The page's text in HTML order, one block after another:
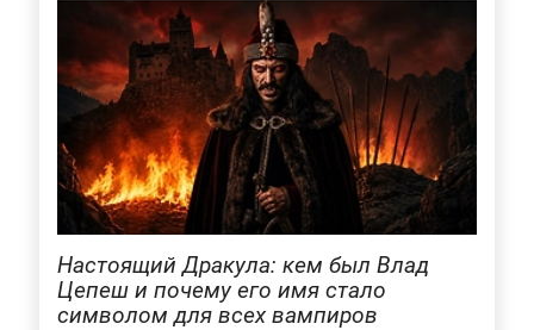
Настоящий Дракула: кем был Влад
Цепеш и почему его имя стало
символом для всех вампиров